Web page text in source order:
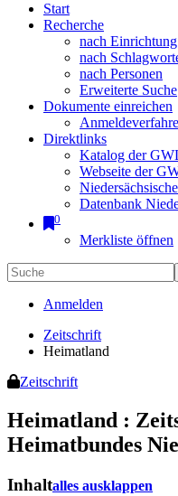
Start
Recherche
nach Einrichtung
nach
nach Personen
Erweiterte Suche
Dokumente einreichen
Direktlinks
Katalog der
Webseite der
Datenbank
0
Merkliste öffnen
Anmelden
Zeitschrift
Heimatland
Zeitschrift
Heimatland :
Heimatbundes
Inhaltalles ausklappen